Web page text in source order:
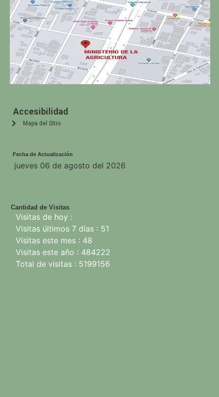
Accesibilidad
Mapa del Sitio
Fecha de Actualización
Cantidad de Visitas
Visitas de hoy :
Visitas últimos 7 días : 51
Visitas este mes : 48
Visitas este año : 484222
Total de visitas : 5199156
jueves 06 de agosto del 2026